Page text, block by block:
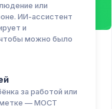
или
ИИ-ассистент
и
можно было
за работой или
— МОСТ